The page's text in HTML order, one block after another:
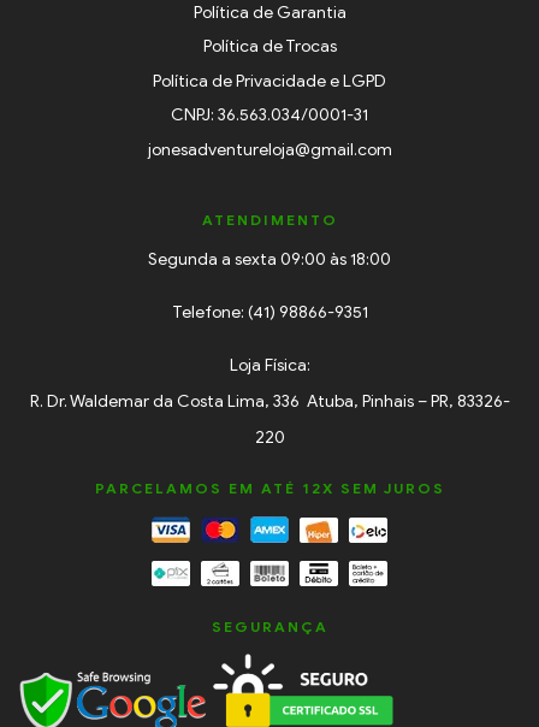
Política de Garantia
Política de Trocas
Política de Privacidade e LGPD
CNPJ: 36.563.034/0001-31
jonesadventureloja@gmail.com
ATENDIMENTO
Segunda a sexta 09:00 às 18:00
Telefone: (41) 98866-9351
Loja Física:
R. Dr. Waldemar da Costa Lima, 336 Atuba, Pinhais – PR, 83326-
220
PARCELAMOS EM ATÉ 12X SEM JUROS
SEGURANÇA